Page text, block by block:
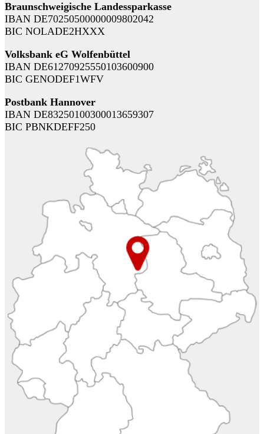
Braunschweigische Landessparkasse
IBAN DE70250500000009802042
BIC NOLADE2HXXX
Volksbank eG Wolfenbüttel
IBAN DE61270925550103600900
BIC GENODEF1WFV
Postbank Hannover
IBAN DE83250100300013659307
BIC PBNKDEFF250